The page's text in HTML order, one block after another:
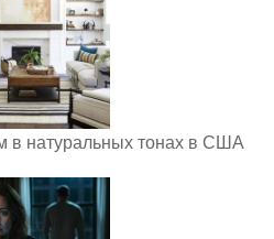
в натуральных тонах в США